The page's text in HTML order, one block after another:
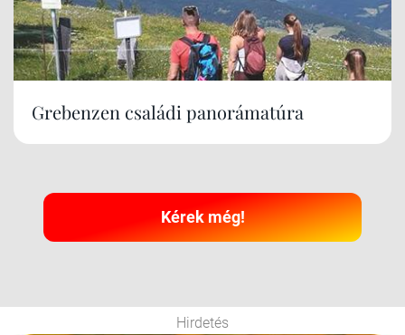
Grebenzen családi panorámatúra
Kérek még!
Hirdetés